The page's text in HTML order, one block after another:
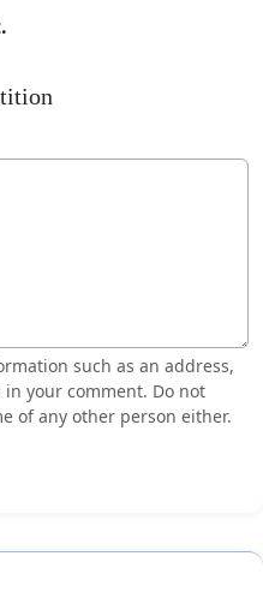
such as an address,
your comment. Do not
of any other person either.